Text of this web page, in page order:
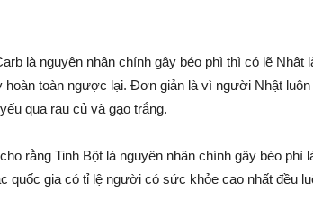
là nguyên nhân chính gây béo phì thì có lẽ
hoàn toàn ngược lại. Đơn giản là vì người Nhật
qua rau củ và gạo trắng.
rằng Tinh Bột là nguyên nhân chính gây béo phì
quốc gia có tỉ lệ người có sức khỏe cao nhất đều